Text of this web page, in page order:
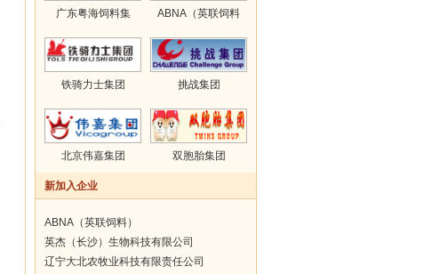
广东粤海饲料集 ABNA（英联饲料
铁骑力士集团 挑战集团
北京伟嘉集团 双胞胎集团
新加入企业
ABNA（英联饲料）
英杰（长沙）生物科技有限公司
辽宁大北农牧业科技有限责任公司